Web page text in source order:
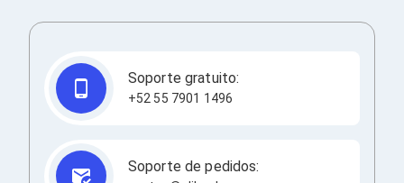
Adaptadores de Red para Proyectores
Accesorios TV
Soportes para Pantallas
Controles Remoto
Reproductores para Transmisión Multimedia
Pantallas Comerciales
Pantallas Interactivas
Soporte gratuito:
+52 55 7901 1496
Soporte de pedidos: